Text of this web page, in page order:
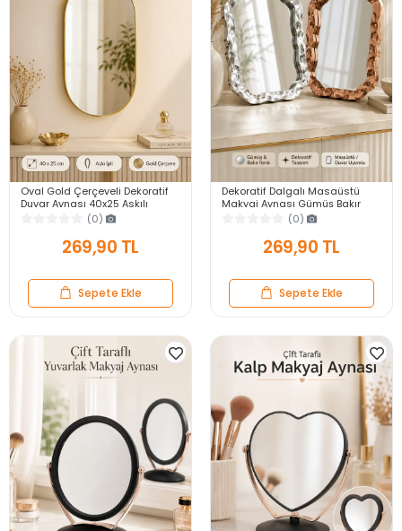
Oval Gold Çerçeveli Dekoratif
Duvar Aynası 40x25 Askılı
Modern Salon Antre Banyo
Yatak Odası Aynası
(0)
269,90 TL
Sepete Ekle
Dekoratif Dalgalı Masaüstü
Makyaj Aynası Gümüş Bakır
Çerçeveli Modern Yakın Duvar
(0)
269,90 TL
Sepete Ekle